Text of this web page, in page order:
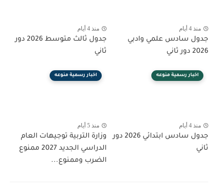
منذ 4 أيام
جدول سادس علمي وادبي
2026 دور ثاني
منذ 4 أيام
جدول ثالث متوسط 2026 دور
ثاني
اخبار رسمية منوعه
منذ 4 أيام
جدول سادس ابتدائي 2026 دور
ثاني
اخبار رسمية منوعه
منذ 5 أيام
وزارة التربية توجيهات العام
الدراسي الجديد 2027 ممنوع
الضرب وممنوع...